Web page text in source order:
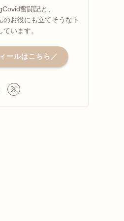
奮闘記と、
のお役にも立てそうなト
います。
ールはこちら／